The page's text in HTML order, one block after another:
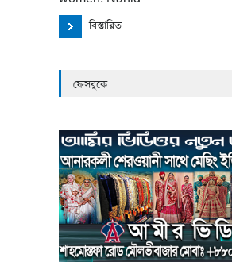
বিস্তারিত
ফেসবুকে